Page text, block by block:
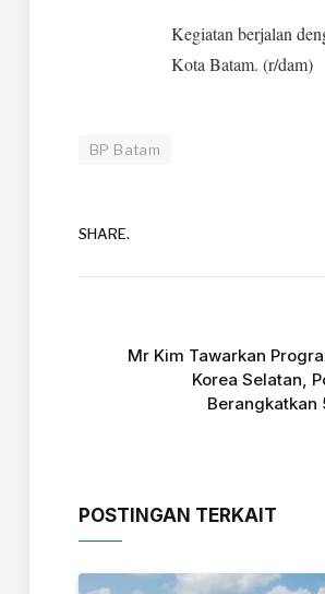
Kegiatan berjalan
Kota Batam. (r/dam)
BP Batam
SHARE.
Mr Kim Tawarkan
Korea Selatan,
Berangkatkan
POSTINGAN TERKAIT